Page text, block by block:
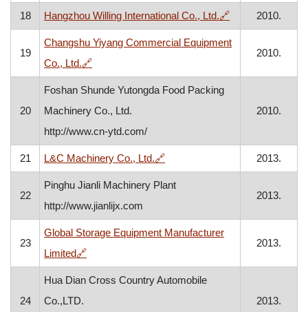
18 Hangzhou Willing International Co., Ltd.🔗, otvara se u
2010.
19
Changshu Yiyang Commercial Equipment
Co., Ltd.🔗, otvara se u novom prozoru
2010.
20
Foshan Shunde Yutongda Food Packing
Machinery Co., Ltd.
http://www.cn-ytd.com/
2010.
21 L&C Machinery Co., Ltd.🔗, otvara se u novom prozoru
2013.
22
Pinghu Jianli Machinery Plant
http://www.jianlijx.com
2013.
23
Global Storage Equipment Manufacturer
Limited🔗, otvara se u novom prozoru
2013.
24
Hua Dian Cross Country Automobile
Co.,LTD.
2013.